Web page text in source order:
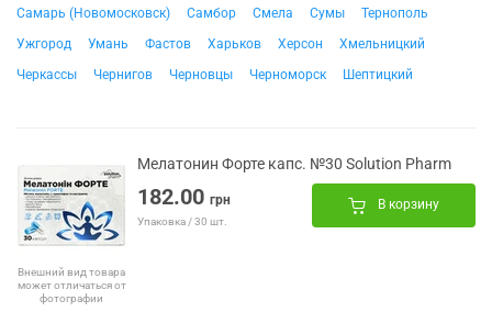
Самарь (Новомосковск)
Самбор Смела Сумы
Тернополь
Ужгород
Умань Фастов Харьков Херсон
Хмельницкий
Черкассы
Чернигов Черновцы Черноморск Шептицкий
Внешний вид товара
может отличаться от
фотографии
Мелатонин Форте капс. №30 Solution Pharm
182.00 грн
Упаковка / 30 шт.
В корзину